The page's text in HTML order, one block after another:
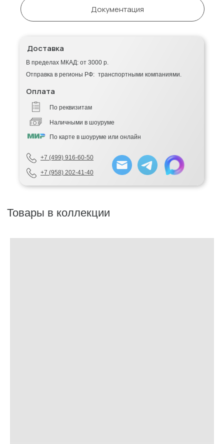
+7 (958) 202-41-40
+7 (499) 916-60-50
По реквизитам
Наличными в шоуруме
По карте в шоуруме или онлайн
Оплата
Доставка
В пределах МКАД: от 3000 р.
Отправка в регионы РФ: транспортными компаниями.
Документация